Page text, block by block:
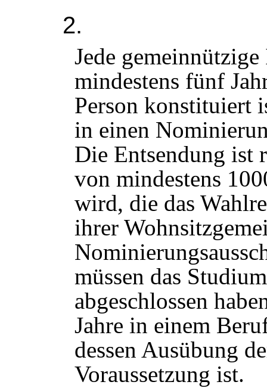
2.
Jede
mindestens fünf
Person konstituiert
in einen
Die Entsendung ist
von mindestens
wird, die das
ihrer
müssen das
abgeschlossen
Jahre in einem
dessen Ausübung
Voraussetzung ist.